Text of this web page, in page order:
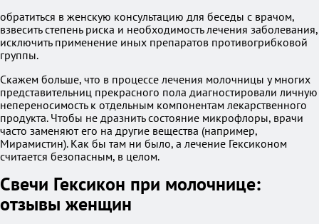
обратиться в женскую консультацию для беседы с врачом,
взвесить степень риска и необходимость лечения заболевания,
исключить применение иных препаратов противогрибковой
группы.
Скажем больше, что в процессе лечения молочницы у многих
представительниц прекрасного пола диагностировали личную
непереносимость к отдельным компонентам лекарственного
продукта. Чтобы не дразнить состояние микрофлоры, врачи
часто заменяют его на другие вещества (например,
Мирамистин). Как бы там ни было, а лечение Гексиконом
считается безопасным, в целом.
Свечи Гексикон при молочнице:
отзывы женщин